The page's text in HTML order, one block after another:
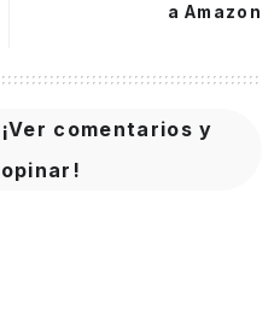
a Amazon
¡Ver comentarios y
opinar!